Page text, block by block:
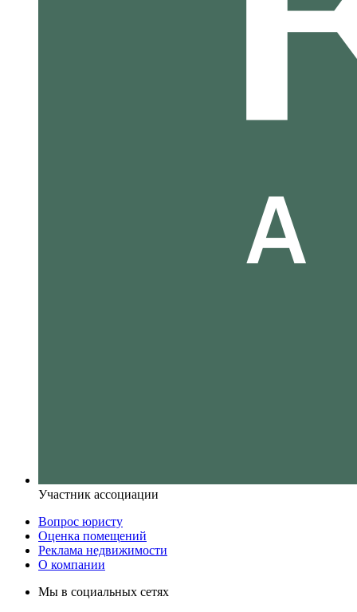
Участник ассоциации
Вопрос юристу
Оценка помещений
Реклама недвижимости
О компании
Мы в социальных сетях